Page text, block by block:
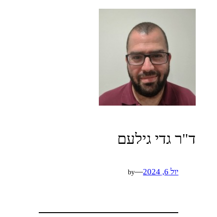
ד"ר גדי גילעם
יול 6, 2024 —
by